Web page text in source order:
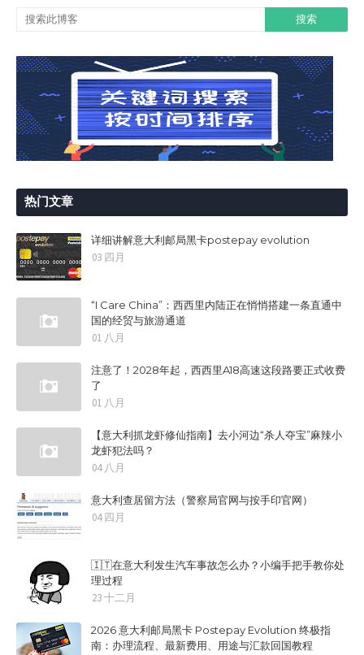
热门文章
详细讲解意大利邮局黑卡postepay evolution
03 四月
“I Care China”：西西里内陆正在悄悄搭建一条直通中
国的经贸与旅游通道
01 八月
注意了！2028年起，西西里A18高速这段路要正式收费
了
01 八月
【意大利抓龙虾修仙指南】去小河边“杀人夺宝”麻辣小
龙虾犯法吗？
04 八月
意大利查居留方法（警察局官网与按手印官网）
04 四月
🇮🇹在意大利发生汽车事故怎么办？小编手把手教你处
理过程
23 十二月
2026 意大利邮局黑卡 Postepay Evolution 终极指
南：办理流程、最新费用、用途与汇款回国教程